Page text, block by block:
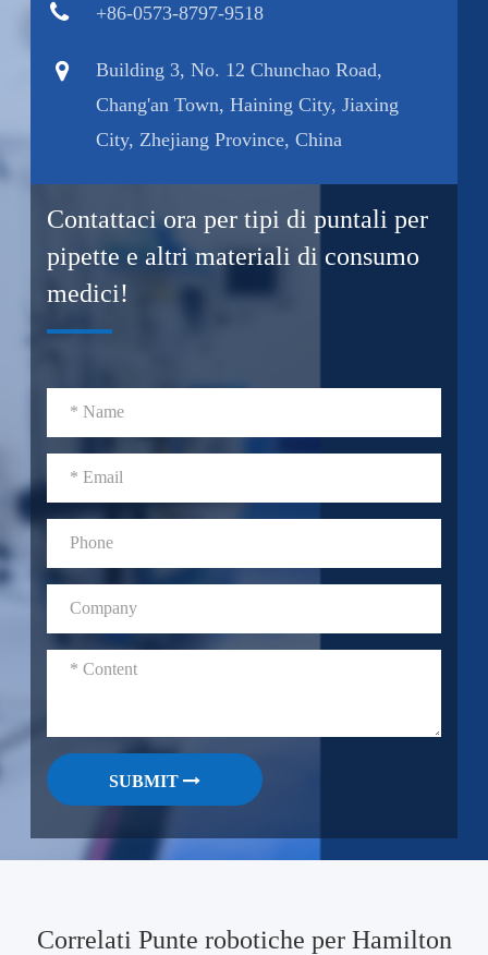
+86-0573-8797-9518
Building 3, No. 12 Chunchao Road,
Chang'an Town, Haining City, Jiaxing
City, Zhejiang Province, China
Contattaci ora per tipi di puntali per
pipette e altri materiali di consumo
medici!
SUBMIT
Correlati Punte robotiche per Hamilton